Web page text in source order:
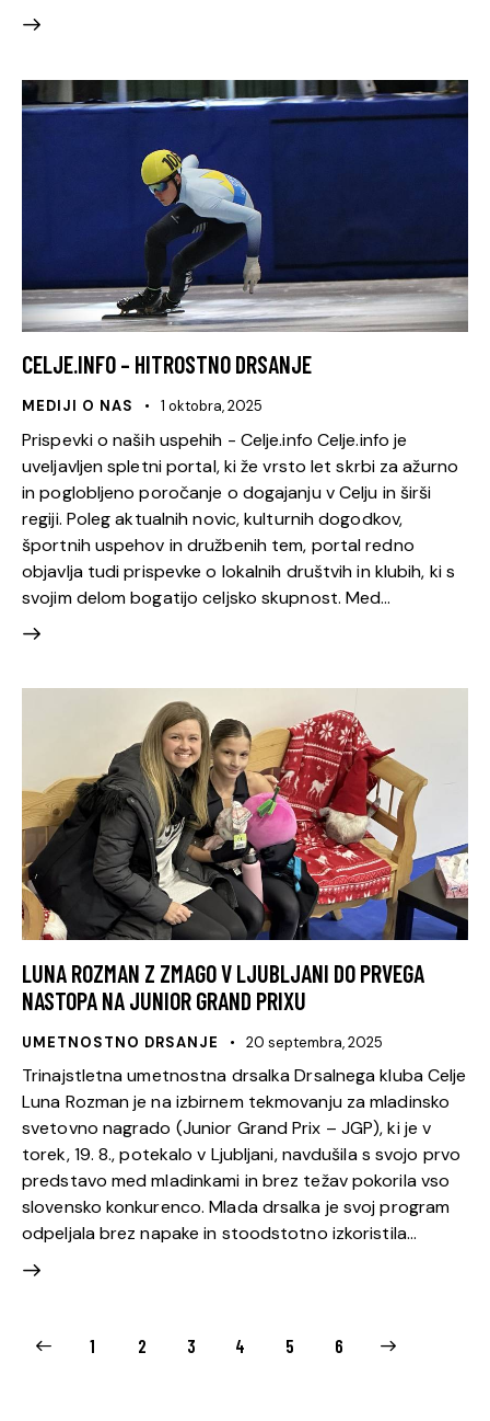
CELJE.INFO – HITROSTNO DRSANJE
MEDIJI O NAS 1 oktobra, 2025
Prispevki o naših uspehih - Celje.info Celje.info je
uveljavljen spletni portal, ki že vrsto let skrbi za ažurno
in poglobljeno poročanje o dogajanju v Celju in širši
regiji. Poleg aktualnih novic, kulturnih dogodkov,
športnih uspehov in družbenih tem, portal redno
objavlja tudi prispevke o lokalnih društvih in klubih, ki s
svojim delom bogatijo celjsko skupnost. Med…
LUNA ROZMAN Z ZMAGO V LJUBLJANI DO PRVEGA
NASTOPA NA JUNIOR GRAND PRIXU
UMETNOSTNO DRSANJE 20 septembra, 2025
Trinajstletna umetnostna drsalka Drsalnega kluba Celje
Luna Rozman je na izbirnem tekmovanju za mladinsko
svetovno nagrado (Junior Grand Prix – JGP), ki je v
torek, 19. 8., potekalo v Ljubljani, navdušila s svojo prvo
predstavo med mladinkami in brez težav pokorila vso
slovensko konkurenco. Mlada drsalka je svoj program
odpeljala brez napake in stoodstotno izkoristila…
1 2 3 4 5 6